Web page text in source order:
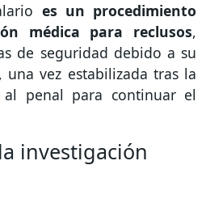
es un procedimiento
médica para reclusos,
de seguridad debido a su
una vez estabilizada tras la
al penal para continuar el
investigación